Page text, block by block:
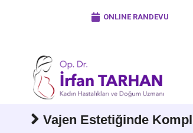
ONLINE RANDEVU
Vajen Estetiğinde